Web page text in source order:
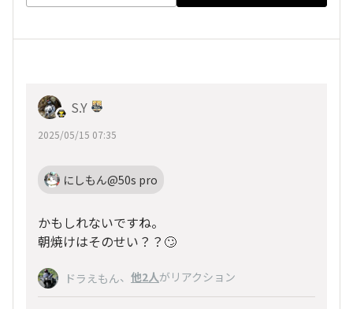
S.Y
2025/05/15 07:35
にしもん@50s pro
かもしれないですね。
朝焼けはそのせい？？🙄
ドラえもん、 他2人がリアクション